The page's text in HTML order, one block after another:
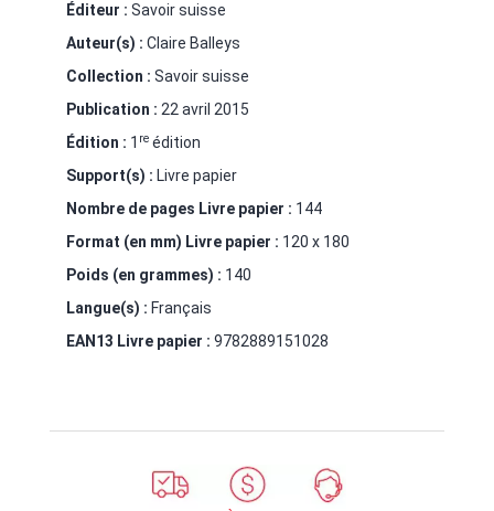
Éditeur : Savoir suisse
Auteur(s) : Claire Balleys
Collection : Savoir suisse
Publication : 22 avril 2015
Édition : 1 re édition
Support(s) : Livre papier
Nombre de pages Livre papier : 144
Format (en mm) Livre papier : 120 x 180
Poids (en grammes) : 140
Langue(s) : Français
EAN13 Livre papier : 9782889151028